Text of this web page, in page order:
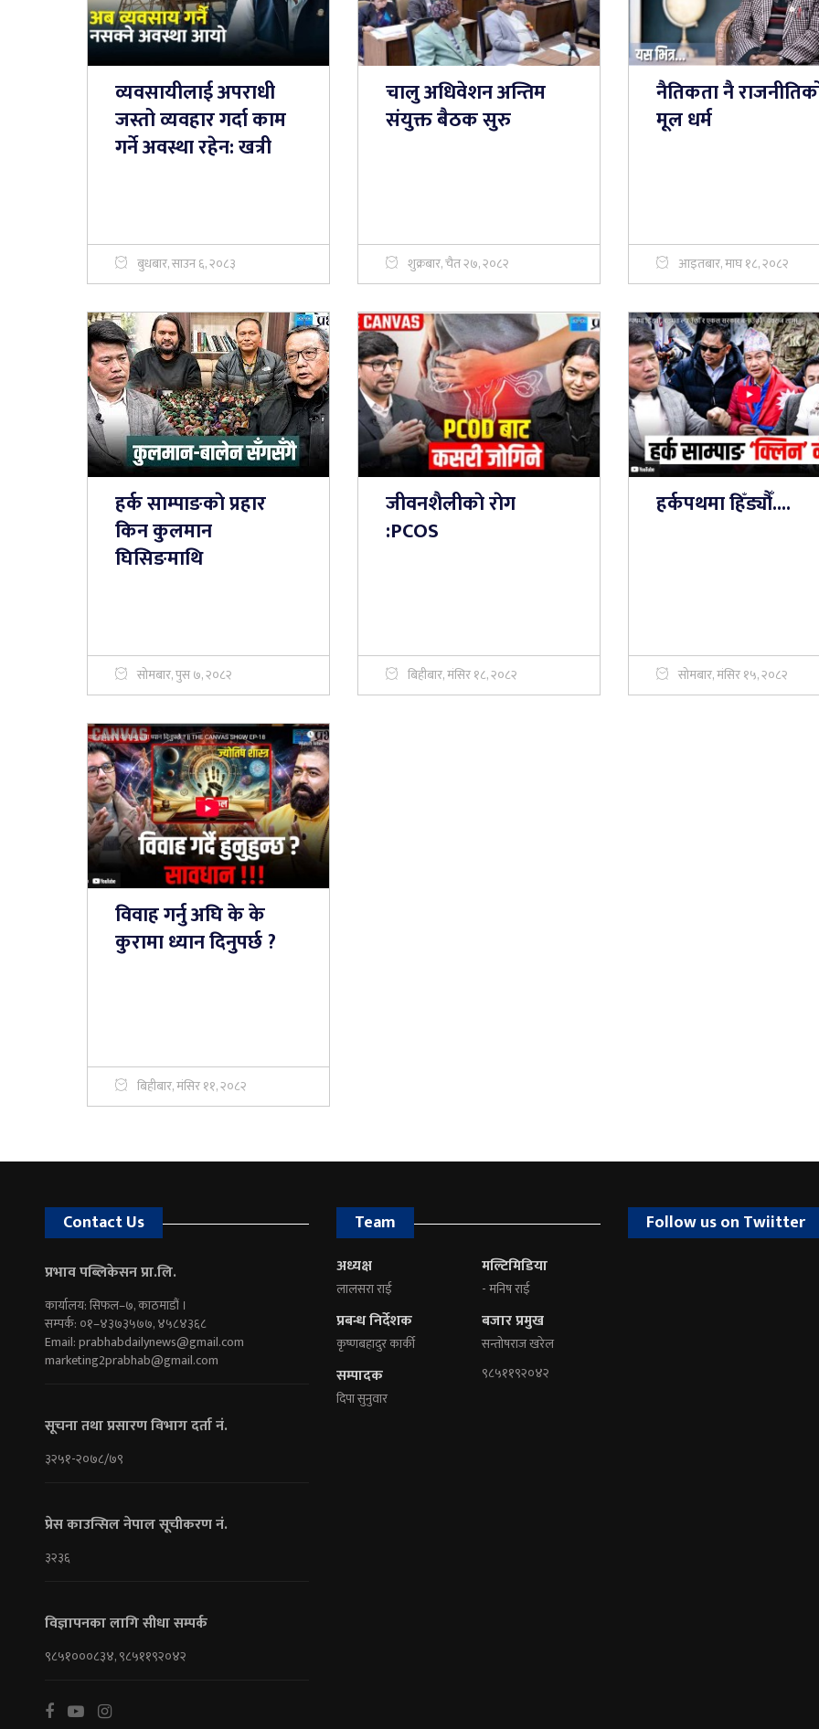
व्यवसायीलाई अपराधी
जस्तो व्यवहार गर्दा काम
गर्ने अवस्था रहेन: खत्री
बुधबार, साउन ६, २०८३
चालु अधिवेशन अन्तिम
संयुक्त बैठक सुरु
शुक्रबार, चैत २७, २०८२
नैतिकता नै
मूल धर्म
आइतबार, माघ १८, २०८२
हर्क साम्पाङकाे प्रहार
किन कुलमान
घिसिङमाथि
सोमबार, पुस ७, २०८२
जीवनशैलीकाे राेग
:PCOS
बिहीबार, मंसिर १८, २०८२
हर्कपथमा हिँड्यौँ....
सोमबार, मंसिर १५, २०८२
विवाह गर्नु अघि के के
कुरामा ध्यान दिनुपर्छ ?
बिहीबार, मंसिर ११, २०८२
Contact Us
प्रभाव पब्लिकेसन प्रा.लि.
कार्यालय: सिफल–७, काठमाडौं ।
सम्पर्क: ०१–४३७३५७७, ४५८४३६८
Email:prabhabdailynews@gmail.com
marketing2prabhab@gmail.com
सूचना तथा प्रसारण विभाग दर्ता नं.
३२५१-२०७८/७९
प्रेस काउन्सिल नेपाल सूचीकरण नं.
३२३६
विज्ञापनका लागि सीधा सम्पर्क
९८५१०००८३४, ९८५११९२०४२
Team
अध्यक्ष
लालसरा राई
प्रबन्ध निर्देशक
कृष्णबहादुर कार्की
सम्पादक
दिपा सुनुवार
मल्टिमिडिया
- मनिष राई
बजार प्रमुख
सन्तोषराज खरेल
९८५११९२०४२
Follow us on Twiitter